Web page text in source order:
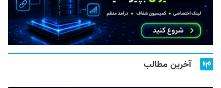
آخرین مطالب